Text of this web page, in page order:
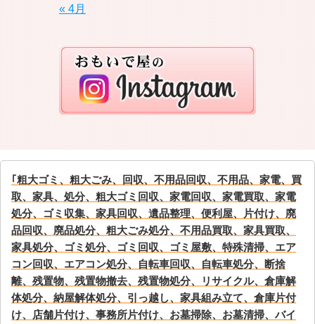
« 4月
｢粗大ゴミ、粗大ごみ、回収、不用品回収、不用品、家電、買
取、家具、処分、粗大ゴミ回収、家電回収、家電買取、家電
処分、ゴミ収集、家具回収、遺品整理、便利屋、片付け、廃
品回収、廃品処分、粗大ごみ処分、不用品買取、家具買取、
家具処分、ゴミ処分、ゴミ回収、ゴミ屋敷、特殊清掃、エア
コン回収、エアコン処分、自転車回収、自転車処分、断捨
離、残置物、残置物撤去、残置物処分、リサイクル、倉庫解
体処分、納屋解体処分、引っ越し、家具組み立て、倉庫片付
け、店舗片付け、事務所片付け、お墓掃除、お墓清掃、バイ